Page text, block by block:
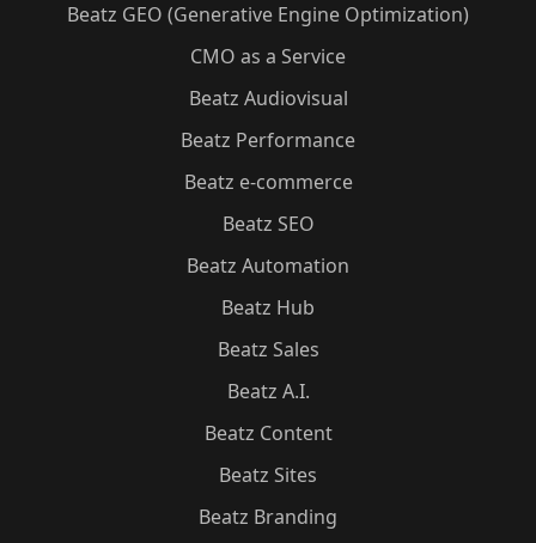
Beatz GEO (Generative Engine Optimization)
CMO as a Service
Beatz Audiovisual
Beatz Performance
Beatz e-commerce
Beatz SEO
Beatz Automation
Beatz Hub
Beatz Sales
Beatz A.I.
Beatz Content
Beatz Sites
Beatz Branding